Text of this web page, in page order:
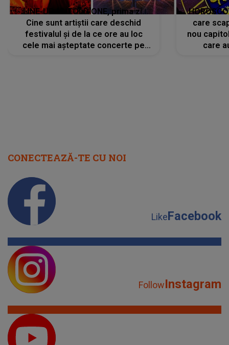
LINE-UP UNTOLD ONE, prima zi.
Cine sunt artiștii care deschid
festivalul și de la ce ore au loc
cele mai așteptate concerte pe
care
nou
care
CONECTEAZĂ-TE CU NOI
LikeFacebook
FollowInstagram